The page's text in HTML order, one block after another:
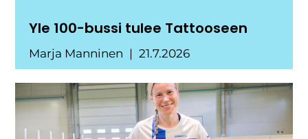
Yle 100-bussi tulee Tattooseen
Marja Manninen 21.7.2026